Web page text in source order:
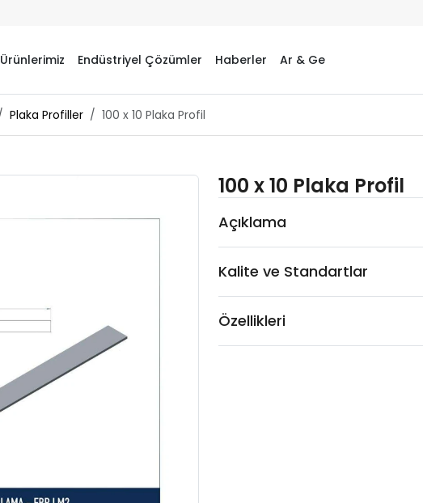
Ürünlerimiz Endüstriyel Çözümler Haberler Ar & Ge
Plaka Profiller 100 x 10 Plaka Profil
100 x 10 Plaka Profil
Açıklama
Kalite ve Standartlar
Özellikleri